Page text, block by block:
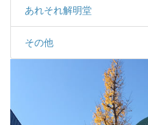
あれそれ解明堂
その他